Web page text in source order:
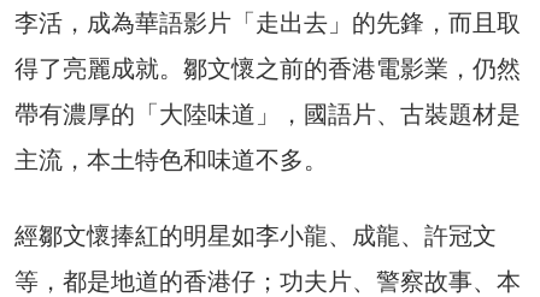
李活，成為華語影片「走出去」的先鋒，而且取
得了亮麗成就。鄒文懷之前的香港電影業，仍然
帶有濃厚的「大陸味道」，國語片、古裝題材是
主流，本土特色和味道不多。
經鄒文懷捧紅的明星如李小龍、成龍、許冠文
等，都是地道的香港仔；功夫片、警察故事、本